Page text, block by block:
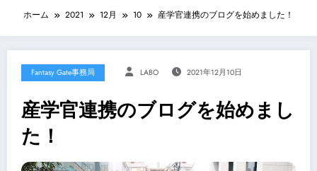
ホーム 2021 12月 10 産学官連携のブログを始めました！
Fantasy Gate事務局 LABO 2021年12月10日
産学官連携のブログを始めまし
た！